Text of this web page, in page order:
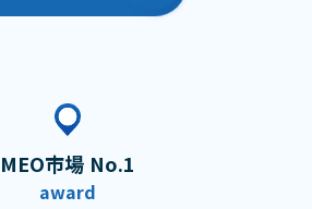
MEO市場 No.1
award